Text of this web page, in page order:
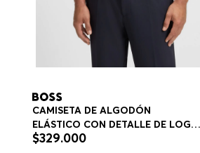
CAMISETA DE ALGODÓN
ELÁSTICO CON DETALLE DE LOGO
REGULAR FIT HOMBRE
$329.000